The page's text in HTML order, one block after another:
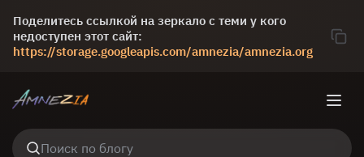
Поделитесь ссылкой на зеркало с теми у кого
недоступен этот сайт:
https://storage.googleapis.com/amnezia/amnezia.org
Поиск по блогу